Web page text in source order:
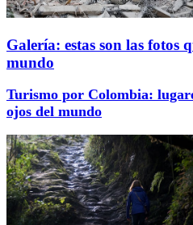
Galería: estas son las fotos
mundo
Turismo por Colombia:
ojos del mundo